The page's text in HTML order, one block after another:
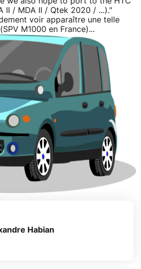
II / MDA II / Qtek 2020 / ...)."
voir apparaître une telle
M1000 en France)...
Habian